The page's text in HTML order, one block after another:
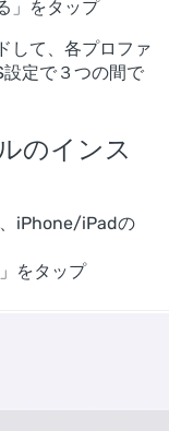
」をタップ
して、各プロファ
定で３つの間で
のインス
iPhone/iPadの
」をタップ